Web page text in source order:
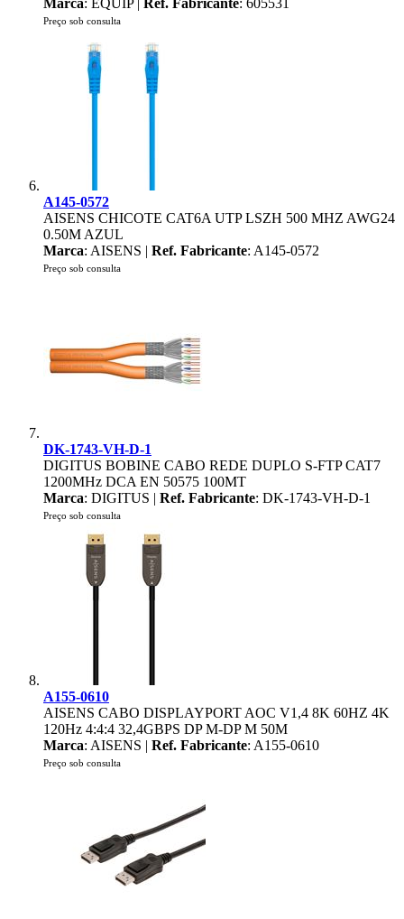
Marca: EQUIP | Ref. Fabricante: 605531
Preço sob consulta
A145-0572
AISENS CHICOTE CAT6A UTP LSZH 500 MHZ AWG24
0.50M AZUL
Marca: AISENS | Ref. Fabricante: A145-0572
Preço sob consulta
DK-1743-VH-D-1
DIGITUS BOBINE CABO REDE DUPLO S-FTP CAT7
1200MHz DCA EN 50575 100MT
Marca: DIGITUS | Ref. Fabricante: DK-1743-VH-D-1
Preço sob consulta
A155-0610
AISENS CABO DISPLAYPORT AOC V1,4 8K 60HZ 4K
120Hz 4:4:4 32,4GBPS DP M-DP M 50M
Marca: AISENS | Ref. Fabricante: A155-0610
Preço sob consulta